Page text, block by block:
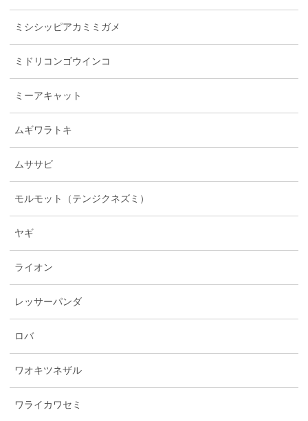
ミシシッピアカミミガメ
ミドリコンゴウインコ
ミーアキャット
ムギワラトキ
ムササビ
モルモット（テンジクネズミ）
ヤギ
ライオン
レッサーパンダ
ロバ
ワオキツネザル
ワライカワセミ